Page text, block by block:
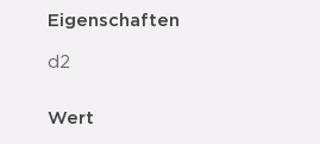
Eigenschaften
d2
Wert